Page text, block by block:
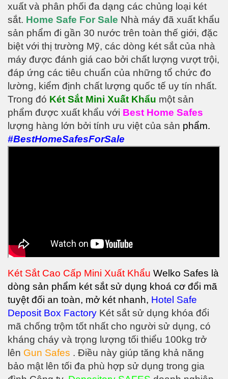
xuất và phân phối đa dạng các chủng loại két
sắt. Home Safe For Sale Nhà máy đã xuất khẩu
sản phẩm đi gần 30 nước trên toàn thế giới, đặc
biệt với thị trường Mỹ, các dòng két sắt của nhà
máy được đánh giá cao bởi chất lượng vượt trội,
đáp ứng các tiêu chuẩn của những tổ chức đo
lường, kiểm định chất lượng quốc tế uy tín nhất.
Trong đó Két Sắt Mini Xuất Khẩu một sản
phẩm được xuất khẩu với Best Home Safes
lượng hàng lớn bởi tính ưu việt của sản phẩm.
#BestHomeSafesForSale
Két Sắt Cao Cấp Mini Xuất Khẩu Welko Safes là
dòng sản phẩm két sắt sử dụng khoá cơ đổi mã
tuyệt đối an toàn, mở két nhanh, Hotel Safe
Deposit Box Factory Két sắt sử dụng khóa đổi
mã chống trộm tốt nhất cho người sử dụng, có
kháng cháy và trọng lượng tối thiểu 100kg trở
lên Gun Safes . Điều này giúp tăng khả năng
bảo mật lên tối đa phù hợp sử dụng trong gia